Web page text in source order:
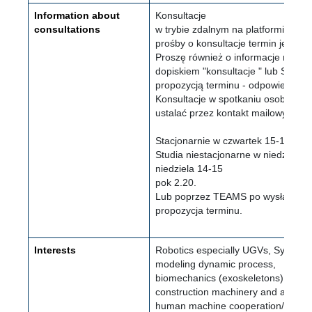
Information about
consultations
Konsultacje
w trybie zdalnym na platformie
prośby o konsultacje termin jest
Proszę również o informacje
dopiskiem "konsultacje " lub SMS
propozycją terminu - odpowiem
Konsultacje w spotkaniu
ustalać przez kontakt mailowy i
Stacjonarnie w czwartek 15-16
Studia niestacjonarne w niedzielę
niedziela 14-15
pok 2.20.
Lub poprzez TEAMS po wysłaniu
propozycja terminu.
Interests
Robotics especially UGVs,
modeling dynamic process,
biomechanics (exoskeletons),
construction machinery and
human machine cooperation/